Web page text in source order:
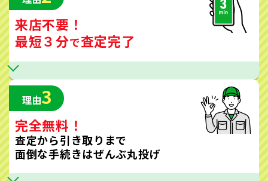
来店不要！
最短３分で査定完了
理由3
完全無料！
査定から引き取りまで
面倒な手続きはぜんぶ丸投げ